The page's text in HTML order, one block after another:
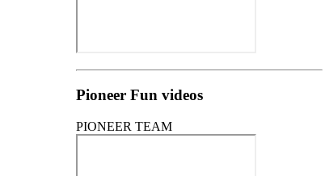
Pioneer Fun videos
PIONEER TEAM